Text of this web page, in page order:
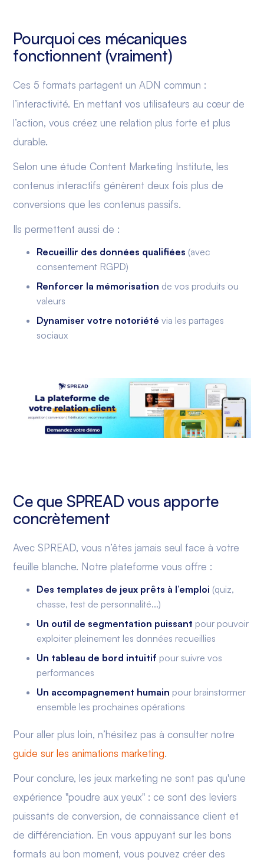
Pourquoi ces mécaniques
fonctionnent (vraiment)
Ces 5 formats partagent un ADN commun :
l’interactivité. En mettant vos utilisateurs au cœur de
l’action, vous créez une relation plus forte et plus
durable.
Selon une étude Content Marketing Institute, les
contenus interactifs génèrent deux fois plus de
conversions que les contenus passifs.
Ils permettent aussi de :
Recueillir des données qualifiées (avec
consentement RGPD)
Renforcer la mémorisation de vos produits ou
valeurs
Dynamiser votre notoriété via les partages
sociaux
Ce que SPREAD vous apporte
concrètement
Avec SPREAD, vous n’êtes jamais seul face à votre
feuille blanche. Notre plateforme vous offre :
Des templates de jeux prêts à l’emploi (quiz,
chasse, test de personnalité...)
Un outil de segmentation puissant pour pouvoir
exploiter pleinement les données recueillies
Un tableau de bord intuitif pour suivre vos
performances
Un accompagnement humain pour brainstormer
ensemble les prochaines opérations
Pour aller plus loin, n’hésitez pas à consulter notre
guide sur les animations marketing.
Pour conclure, les jeux marketing ne sont pas qu'une
expérience "poudre aux yeux" : ce sont des leviers
puissants de conversion, de connaissance client et
de différenciation. En vous appuyant sur les bons
formats au bon moment, vous pouvez créer des